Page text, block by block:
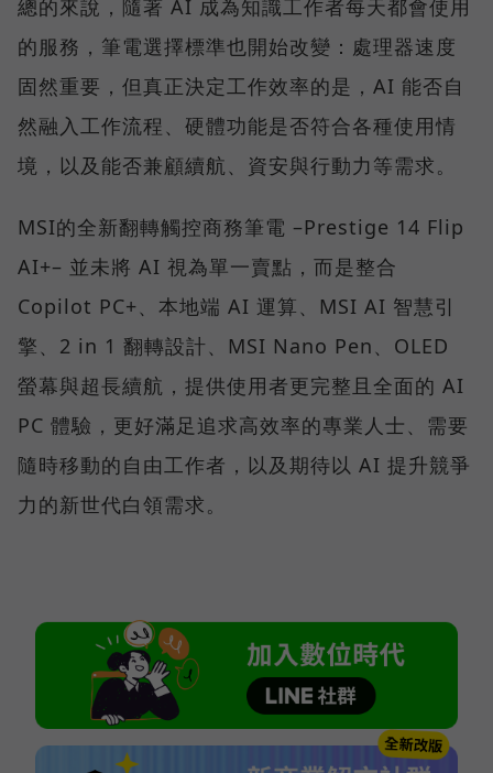
總的來說，隨著 AI 成為知識工作者每天都會使用
的服務，筆電選擇標準也開始改變：處理器速度
固然重要，但真正決定工作效率的是，AI 能否自
然融入工作流程、硬體功能是否符合各種使用情
境，以及能否兼顧續航、資安與行動力等需求。
MSI的全新翻轉觸控商務筆電 –Prestige 14 Flip
AI+– 並未將 AI 視為單一賣點，而是整合
Copilot PC+、本地端 AI 運算、MSI AI 智慧引
擎、2 in 1 翻轉設計、MSI Nano Pen、OLED
螢幕與超長續航，提供使用者更完整且全面的 AI
PC 體驗，更好滿足追求高效率的專業人士、需要
隨時移動的自由工作者，以及期待以 AI 提升競爭
力的新世代白領需求。